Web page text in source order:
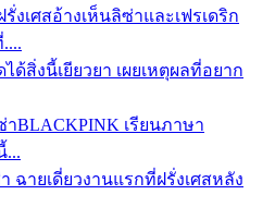
งเศสอ้างเห็นลิซ่าและเฟรเดริก
ได้สิ่งนี้เยียวยา เผยเหตุผลที่อยาก
BLACKPINK เรียนภาษา
...
ฉายเดี่ยวงานแรกที่ฝรั่งเศสหลัง